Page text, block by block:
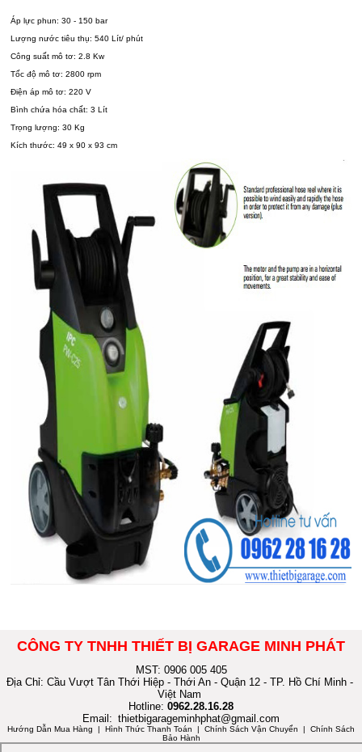
Áp lực phun: 30 - 150 bar
Lượng nước tiêu thụ: 540 Lít/ phút
Công suất mô tơ: 2.8 Kw
Tốc độ mô tơ: 2800 rpm
Điện áp mô tơ: 220 V
Bình chứa hóa chất: 3 Lít
Trọng lượng: 30 Kg
Kích thước: 49 x 90 x 93 cm
CÔNG TY TNHH THIẾT BỊ GARAGE MINH PHÁT
MST: 0906 005 405
Địa Chỉ: Cầu Vượt Tân Thới Hiệp - Thới An - Quận 12 - TP. Hồ Chí Minh -
Việt Nam
Hotline: 0962.28.16.28
Email: thietbigarageminhphat@gmail.com
Hướng Dẫn Mua Hàng | Hình Thức Thanh Toán | Chính Sách Vận Chuyển | Chính Sách
Bảo Hành